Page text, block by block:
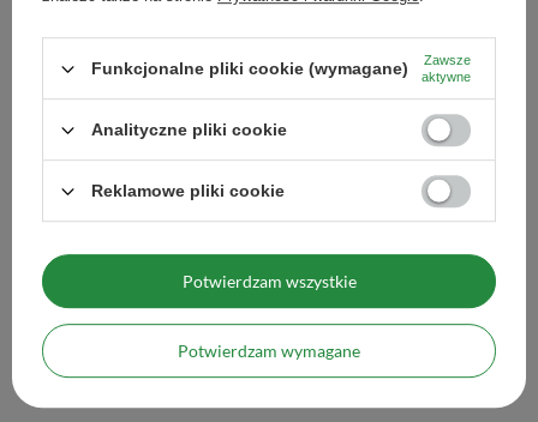
Ilość produktów
Ilość produktów
Polecane
Funkcjonalne pliki cookie (wymagane)
Zawsze
aktywne
Analityczne pliki cookie
Reklamowe pliki cookie
Potwierdzam wymagane
Potwierdzam wszystkie